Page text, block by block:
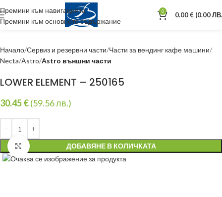
Премини към навигацията
Премини към основното съдържание
0 0.00€ (0.00
Начало Сервиз и резервни части Части за вендинг кафе машини
Necta Astro Astro външни части
Уголеми
LOWER ELEMENT – 250165
30.45€(59.56 лв.)
ДОБАВЯНЕ В КОЛИЧКАТА